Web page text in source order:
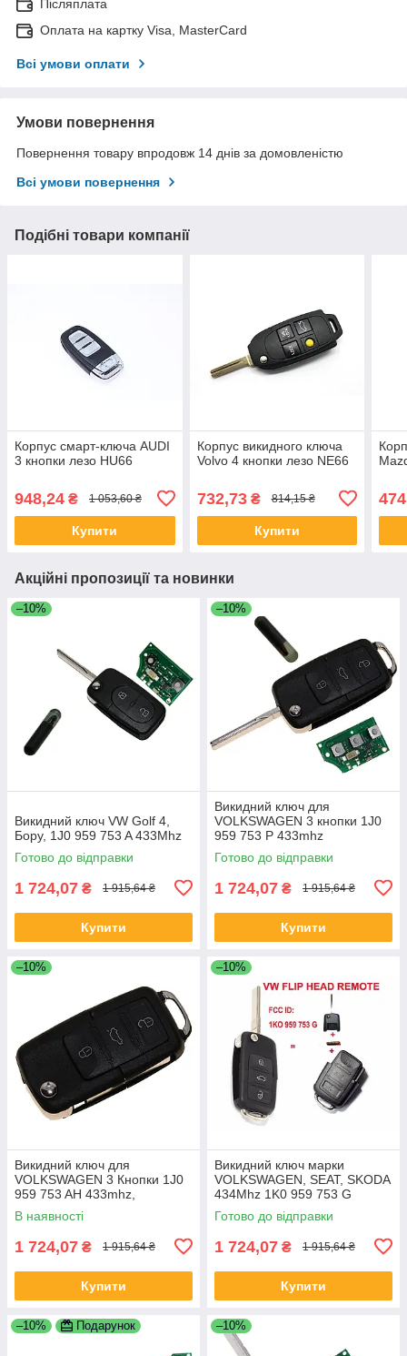
Післяплата
Оплата на картку Visa, MasterCard
Всі умови оплати
Умови повернення
Повернення товару впродовж 14 днів за домовленістю
Всі умови повернення
Подібні товари компанії
Корпус смарт-ключа AUDI
3 кнопки лезо HU66
948,24 ₴ 1 053,60 ₴
Купити
Корпус викидного ключа
Volvo 4 кнопки лезо NE66
732,73₴ 814,15 ₴
Купити
Акційні пропозиції та новинки
–10%
Викидний ключ VW Golf 4,
Бору, 1J0 959 753 A 433Mhz
Готово до відправки
1 724,07 ₴ 1 915,64 ₴
Купити
–10%
Викидний ключ для
VOLKSWAGEN 3 кнопки 1J0
959 753 P 433mhz
Готово до відправки
1 724,07 ₴ 1 915,64 ₴
Купити
–10%
Викидний ключ для
VOLKSWAGEN 3 Кнопки 1J0
959 753 AH 433mhz,
В наявності
1 724,07 ₴ 1 915,64 ₴
Купити
–10%
Викидний ключ марки
VOLKSWAGEN, SEAT, SKODA
434Mhz 1K0 959 753 G
Готово до відправки
1 724,07 ₴ 1 915,64 ₴
Купити
–10% Подарунок –10%